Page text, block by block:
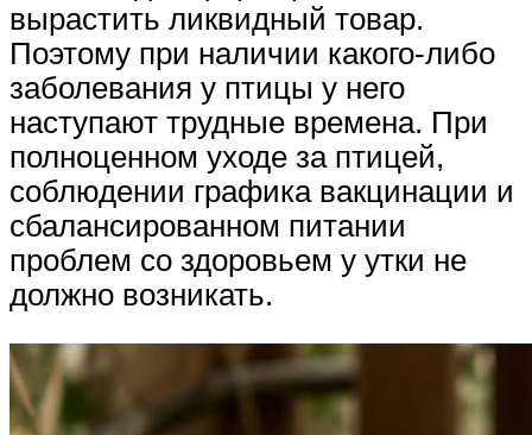
вырастить ликвидный товар.
Поэтому при наличии какого-либо
заболевания у птицы у него
наступают трудные времена. При
полноценном уходе за птицей,
соблюдении графика вакцинации и
сбалансированном питании
проблем со здоровьем у утки не
должно возникать.